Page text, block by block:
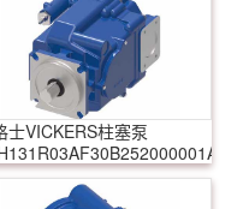
士VICKERS柱塞泵